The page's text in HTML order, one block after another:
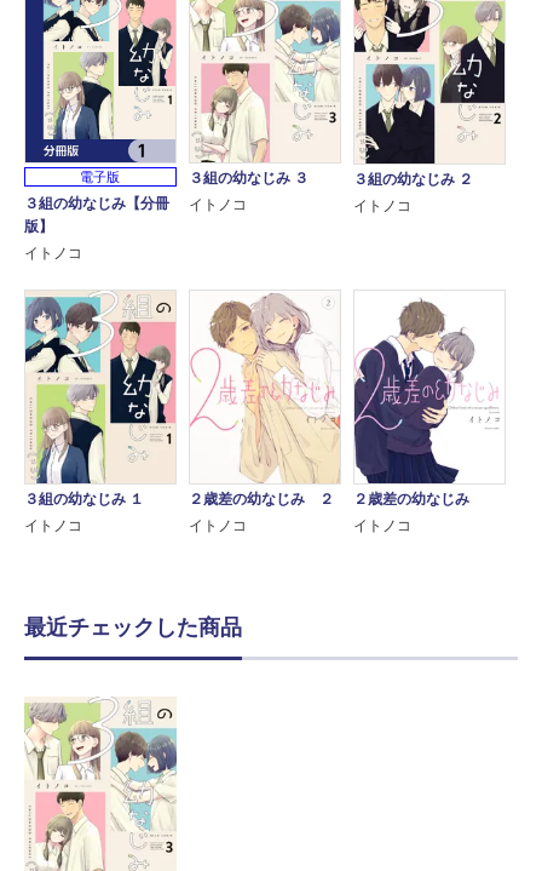
電子版
３組の幼なじみ【分冊
版】
イトノコ
３組の幼なじみ ３
イトノコ
３組の幼なじみ ２
イトノコ
３組の幼なじみ １
イトノコ
２歳差の幼なじみ ２
イトノコ
２歳差の幼なじみ
イトノコ
最近チェックした商品